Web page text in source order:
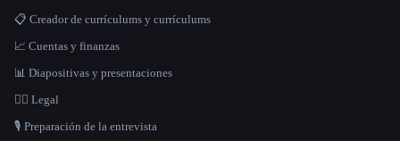
📋 Creador de currículums y currículums
📈 Cuentas y finanzas
📊 Diapositivas y presentaciones
👩‍⚖️ Legal
🎙️ Preparación de la entrevista